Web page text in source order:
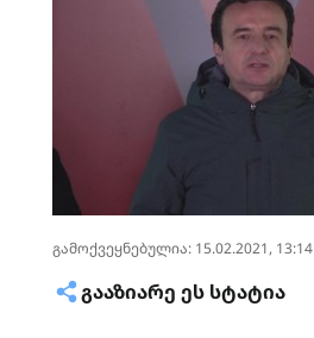
გამოქვეყნებულია: 15.02.2021, 13:14
ᲒᲐᲐᲖᲘᲐᲠᲔ ᲔᲡ ᲡᲢᲐᲢᲘᲐ